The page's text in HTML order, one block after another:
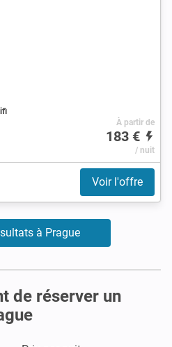
À partir de
183 €
/ nuit
Voir l'offre
à Prague
de réserver un